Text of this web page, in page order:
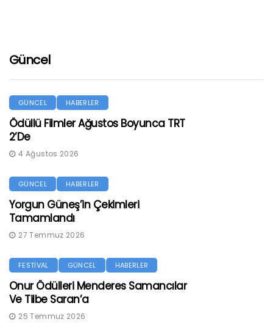
Güncel
GÜNCEL HABERLER
Ödüllü Filmler Ağustos Boyunca TRT
2’de
4 Ağustos 2026
GÜNCEL HABERLER
Yorgun Güneş’in Çekimleri
Tamamlandı
27 Temmuz 2026
FESTİVAL GÜNCEL HABERLER
Onur Ödülleri Menderes Samancılar
Ve Tilbe Saran’a
25 Temmuz 2026